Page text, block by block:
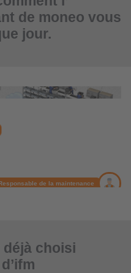
de moneo vous
jour.
choisi